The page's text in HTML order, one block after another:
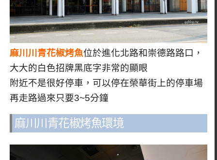
麻川川青花椒烤魚位於進化北路和崇德路路口，
大大的白色招牌黑底字非常的顯眼
附近不是很好停車，可以停在榮華街上的停車場
再走路過來只要3~5分鐘
麻川川青花椒烤魚環境